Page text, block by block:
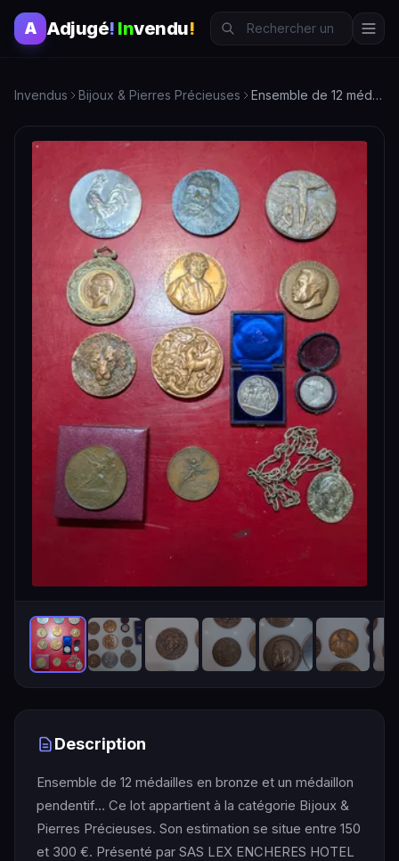
A Adjugé! Invendu!
Invendus Bijoux & Pierres Précieuses Ensemble de 12 médailles en bronze et un médaillon pendentif…
Description
Ensemble de 12 médailles en bronze et un médaillon
pendentif… Ce lot appartient à la catégorie Bijoux &
Pierres Précieuses. Son estimation se situe entre 150
et 300 €. Présenté par SAS LEX ENCHERES HOTEL